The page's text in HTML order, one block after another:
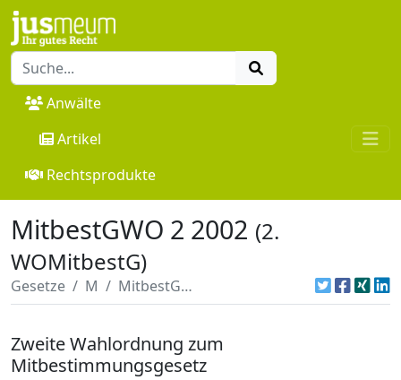
Anwälte
Artikel
Rechtsprodukte
MitbestGWO 2 2002 (2.
WOMitbestG)
Gesetze M MitbestGWO 2 2002
Zweite Wahlordnung zum
Mitbestimmungsgesetz